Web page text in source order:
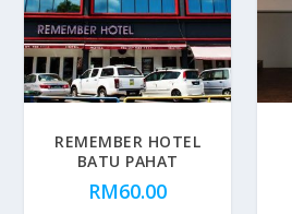
REMEMBER HOTEL
BATU PAHAT
RM60.00